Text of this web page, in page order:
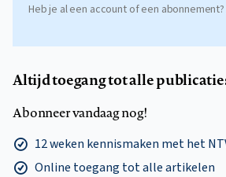
Heb je al een account of een abonnement?
Altijd toegang tot alle
Abonneer vandaag nog!
12 weken kennismaken met het
Online toegang tot alle artikelen